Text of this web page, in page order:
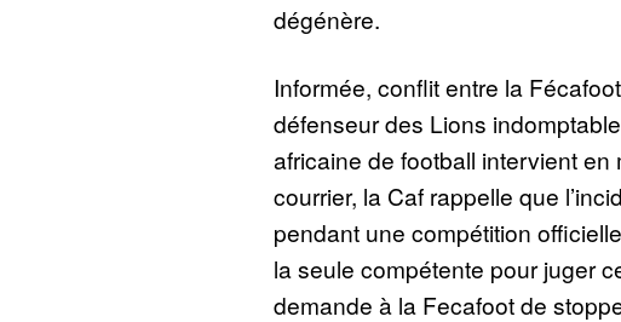
dégénère.
Informée, conflit entre la
défenseur des Lions
africaine de football intervient en
courrier, la Caf rappelle que
pendant une compétition
la seule compétente pour juger
demande à la Fecafoot de